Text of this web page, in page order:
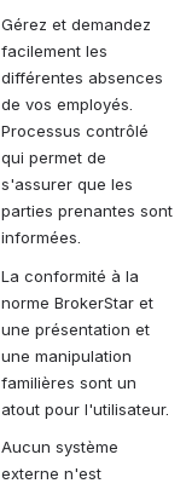
Gérez et demandez
facilement les
différentes absences
de vos employés.
Processus contrôlé
qui permet de
s'assurer que les
parties prenantes sont
informées.
La conformité à la
norme BrokerStar et
une présentation et
une manipulation
familières sont un
atout pour l'utilisateur.
Aucun système
externe n'est